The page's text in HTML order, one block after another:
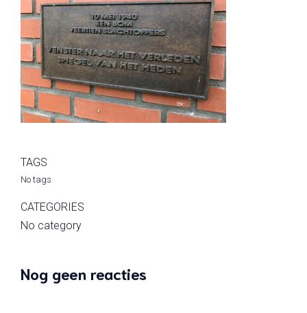
TAGS
No tags
CATEGORIES
No category
Nog geen reacties